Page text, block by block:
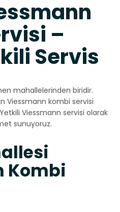
–
Servis
mahallelerinden biridir.
Viessmann kombi servisi
Viessmann servisi olarak
sunuyoruz.
Kombi